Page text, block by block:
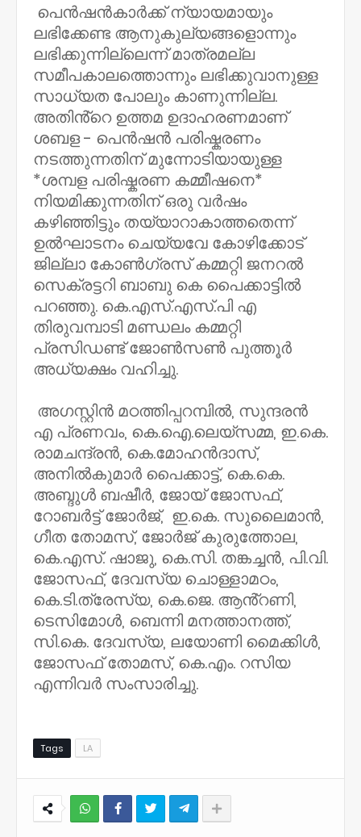
പെൻഷൻകാർക്ക് ന്യായമായും
ലഭിക്കേണ്ട ആനുകുല്യങ്ങളൊന്നും
ലഭിക്കുന്നില്ലെന്ന് മാത്രമല്ല
സമീപകാലത്തൊന്നും ലഭിക്കുവാനുള്ള
സാധ്യത പോലും കാണുന്നില്ല.
അതിൻ്റെ ഉത്തമ ഉദാഹരണമാണ്
ശബള - പെൻഷൻ പരിഷ്കരണം
നടത്തുന്നതിന് മുന്നോടിയായുള്ള
*ശമ്പള പരിഷ്കരണ കമ്മീഷനെ*
നിയമിക്കുന്നതിന് ഒരു വർഷം
കഴിഞ്ഞിട്ടും തയ്യാറാകാത്തതെന്ന്
ഉൽഘാടനം ചെയ്യവേ കോഴിക്കോട്
ജില്ലാ കോൺഗ്രസ് കമ്മറ്റി ജനറൽ
സെക്രട്ടറി ബാബു കെ പൈക്കാട്ടിൽ
പറഞ്ഞു. കെ.എസ്.എസ്.പി എ
തിരുവമ്പാടി മണ്ഡലം കമ്മറ്റി
പ്രസിഡണ്ട് ജോൺസൺ പുത്തൂർ
അധ്യക്ഷം വഹിച്ചു.
അഗസ്റ്റിൻ മഠത്തിപ്പറമ്പിൽ, സുന്ദരൻ
എ പ്രണവം, കെ.ഐ.ലെയ്സമ്മ, ഇ.കെ.
രാമചന്ദ്രൻ, കെ.മോഹൻദാസ്,
അനിൽകുമാർ പൈക്കാട്ട്, കെ.കെ.
അബ്ദുൾ ബഷീർ, ജോയ് ജോസഫ്,
റോബർട്ട് ജോർജ്, ഇ.കെ. സുലൈമാൻ,
ഗീത തോമസ്, ജോർജ് കുരുത്തോല,
കെ.എസ്. ഷാജു, കെ.സി. തങ്കച്ചൻ, പി.വി.
ജോസഫ്, ദേവസ്യ ചൊള്ളാമഠം,
കെ.ടി.ത്രേസ്യ, കെ.ജെ. ആൻ്റണി,
ടെസിമോൾ, ബെന്നി മനത്താനത്ത്,
സി.കെ. ദേവസ്യ, ലയോണി മൈക്കിൾ,
ജോസഫ് തോമസ്, കെ.എം. റസിയ
എന്നിവർ സംസാരിച്ചു.
Tags LA